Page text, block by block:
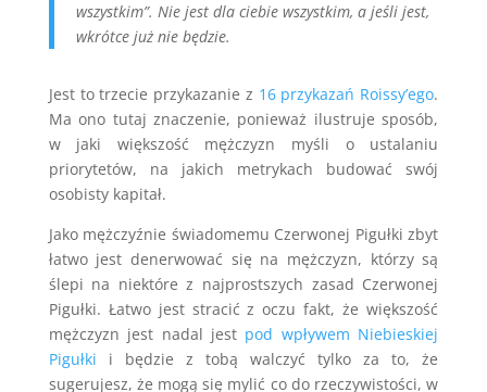
wszystkim”. Nie jest dla ciebie wszystkim, a jeśli jest,
wkrótce już nie będzie.
Jest to trzecie przykazanie z 16 przykazań Roissy’ego.
Ma ono tutaj znaczenie, ponieważ ilustruje sposób,
w jaki większość mężczyzn myśli o ustalaniu
priorytetów, na jakich metrykach budować swój
osobisty kapitał.
Jako mężczyźnie świadomemu Czerwonej Pigułki zbyt
łatwo jest denerwować się na mężczyzn, którzy są
ślepi na niektóre z najprostszych zasad Czerwonej
Pigułki. Łatwo jest stracić z oczu fakt, że większość
mężczyzn jest nadal jest pod wpływem Niebieskiej
Pigułki i będzie z tobą walczyć tylko za to, że
sugerujesz, że mogą się mylić co do rzeczywistości, w